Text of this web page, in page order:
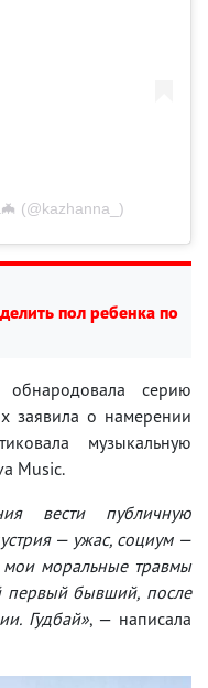
(@kazhanna_)
пол ребенка по
серию
заявила о намерении
музыкальную
Music.
вести публичную
— ужас, социум —
мои моральные травмы
первый бывший, после
Гудбай», — написала